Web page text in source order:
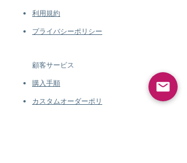
利用規約
プライバシーポリシー
顧客サービス
購入手順
カスタムオーダーポリ